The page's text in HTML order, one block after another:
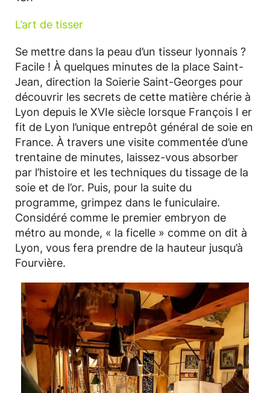
L’art de tisser
Se mettre dans la peau d’un tisseur lyonnais ?
Facile ! À quelques minutes de la place Saint-
Jean, direction la Soierie Saint-Georges pour
découvrir les secrets de cette matière chérie à
Lyon depuis le XVIe siècle lorsque François I er
fit de Lyon l’unique entrepôt général de soie en
France. À travers une visite commentée d’une
trentaine de minutes, laissez-vous absorber
par l’histoire et les techniques du tissage de la
soie et de l’or. Puis, pour la suite du
programme, grimpez dans le funiculaire.
Considéré comme le premier embryon de
métro au monde, « la ficelle » comme on dit à
Lyon, vous fera prendre de la hauteur jusqu’à
Fourvière.